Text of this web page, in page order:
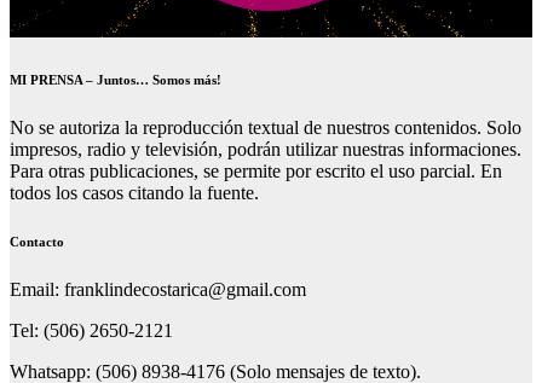
MI PRENSA – Juntos… Somos más!
No se autoriza la reproducción textual de nuestros contenidos. Solo
impresos, radio y televisión, podrán utilizar nuestras informaciones.
Para otras publicaciones, se permite por escrito el uso parcial. En
todos los casos citando la fuente.
Contacto
Email: franklindecostarica@gmail.com
Tel: (506) 2650-2121
Whatsapp: (506) 8938-4176 (Solo mensajes de texto).